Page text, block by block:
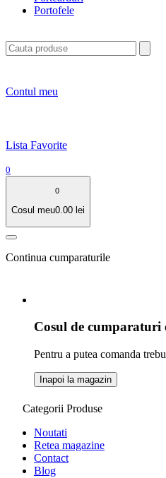
Portofele
Contul meu
Lista Favorite
0
0
Cosul meu0.00 lei
Continua cumparaturile
Cosul de cumparaturi
Pentru a putea comanda
Inapoi la magazin
Categorii Produse
Noutati
Retea magazine
Contact
Blog